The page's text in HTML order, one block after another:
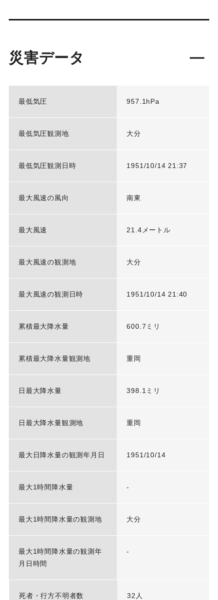
災害データ
最低気圧 957.1hPa
最低気圧観測地 大分
最低気圧観測日時 1951/10/14 21:37
最大風速の風向 南東
最大風速 21.4メートル
最大風速の観測地 大分
最大風速の観測日時 1951/10/14 21:40
累積最大降水量 600.7ミリ
累積最大降水量観測地 重岡
日最大降水量 398.1ミリ
日最大降水量観測地 重岡
最大日降水量の観測年月日 1951/10/14
最大1時間降水量 -
最大1時間降水量の観測地 大分
最大1時間降水量の観測年
月日時間
-
死者・行方不明者数 32人